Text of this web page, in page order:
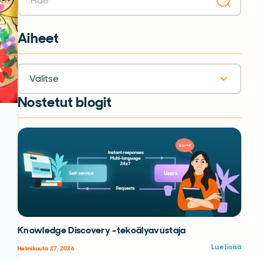
Aiheet
Valitse
Nostetut blogit
Knowledge Discovery -tekoälyavustaja
Helmikuuta 27, 2026 Lue lisää